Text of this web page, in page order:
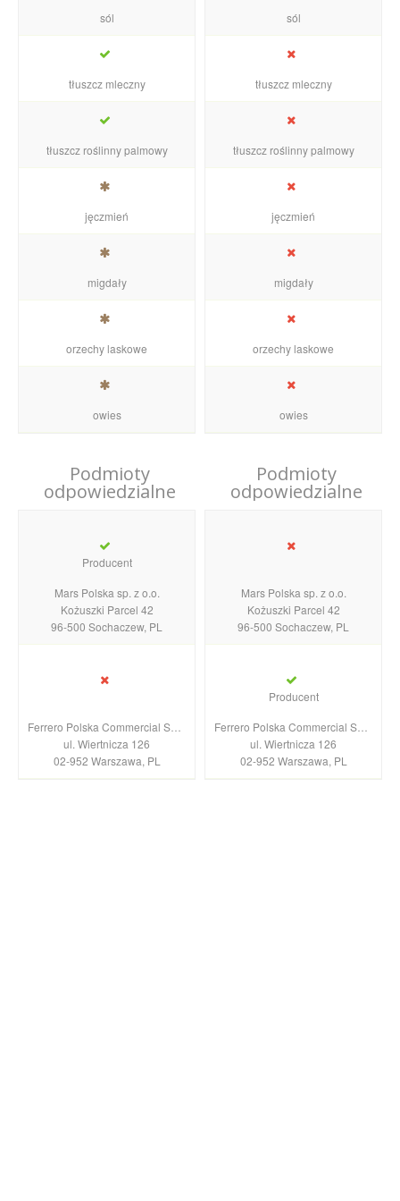
sól
tłuszcz mleczny
tłuszcz roślinny palmowy
jęczmień
migdały
orzechy laskowe
owies
Podmioty
odpowiedzialne
Producent
Mars Polska sp. z o.o.
Kożuszki Parcel 42
96-500 Sochaczew, PL
ul. Wiertnicza 126
02-952 Warszawa, PL
sól
tłuszcz mleczny
tłuszcz roślinny palmowy
jęczmień
migdały
orzechy laskowe
owies
Podmioty
odpowiedzialne
Mars Polska sp. z o.o.
Kożuszki Parcel 42
96-500 Sochaczew, PL
Producent
ul. Wiertnicza 126
02-952 Warszawa, PL